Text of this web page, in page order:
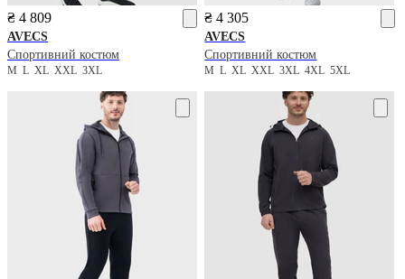
₴ 4 809
AVECS
Спортивний костюм
M L XL XXL 3XL
₴ 4 305
AVECS
Спортивний костюм
MLXLXXL3XL4XL5XL